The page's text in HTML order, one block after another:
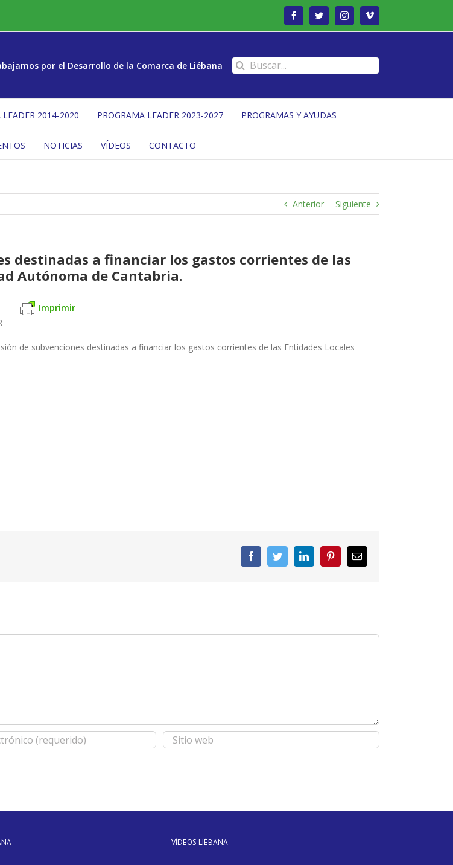
FacebookTwitterInstagramVimeo
por el Desarrollo de la Comarca de Liébana Buscar:
LEADER 2014-2020 PROGRAMA LEADER 2023-2027 PROGRAMAS Y AYUDAS
NOTICIAS VÍDEOS CONTACTO
Anterior Siguiente
destinadas a financiar los gastos corrientes de las
Autónoma de Cantabria.
Imprimir
de subvenciones destinadas a financiar los gastos corrientes de las Entidades Locales
FacebookTwitterLinkedInPinterestCorreo
electrónico
VÍDEOS LIÉBANA